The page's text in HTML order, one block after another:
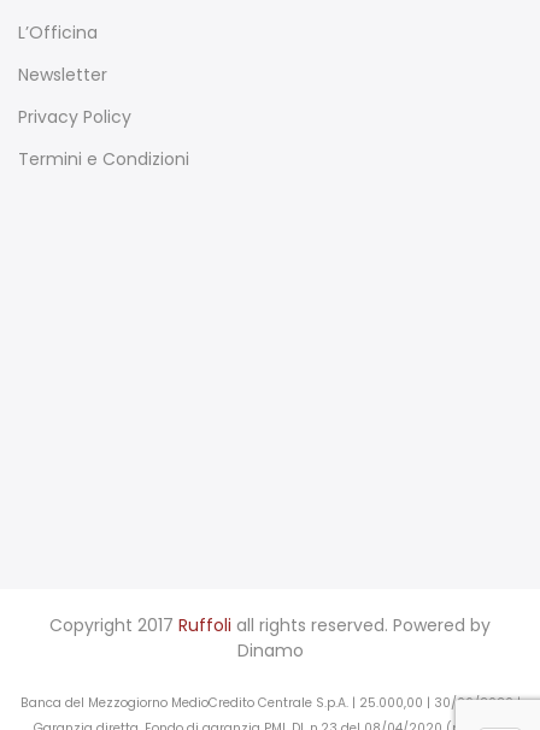
L’Officina
Newsletter
Privacy Policy
Termini e Condizioni
Copyright 2017 Ruffoli all rights reserved. Powered by
Dinamo
Banca del Mezzogiorno MedioCredito Centrale S.p.A. | 25.000,00 | 30/06/2020 |